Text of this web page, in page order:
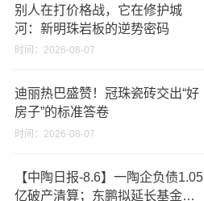
别人在打价格战，它在修护城
河：新明珠岩板的逆势密码
时间：2026-08-07
迪丽热巴盛赞！冠珠瓷砖交出“好
房子”的标准答卷
时间：2026-08-07
【中陶日报-8.6】一陶企负债1.05
亿破产清算；东鹏拟延长基金投